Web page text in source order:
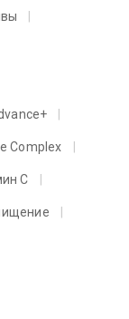
Complex
C